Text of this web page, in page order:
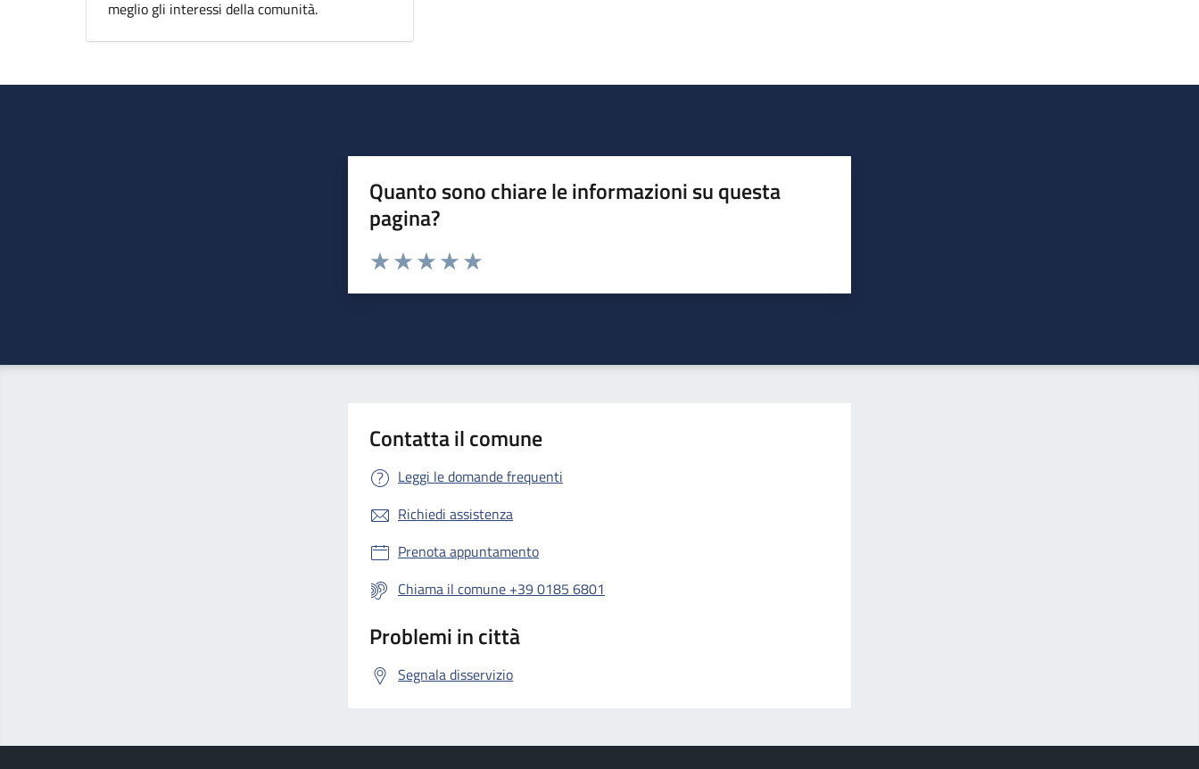
meglio gli interessi della comunità.
Quanto sono chiare le informazioni su questa
pagina?
Valuta da 1 a 5 stelle la pagina
Contatta il comune
Leggi le domande frequenti
Richiedi assistenza
Prenota appuntamento
Chiama il comune +39 0185 6801
Problemi in città
Segnala disservizio